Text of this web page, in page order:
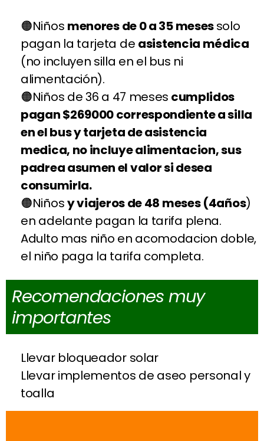
Niños menores de 0 a 35 mesessolo
pagan la tarjeta de asistencia médica
(no incluyen silla en el bus ni
alimentación).
Niños de 36 a 47 meses cumplidos
pagan $269000 correspondiente a silla
en el bus y tarjeta de asistencia
medica, no incluye alimentacion, sus
padrea asumen el valor si desea
consumirla.
Niñosy viajeros de 48 meses (4años)
en adelante pagan la tarifa plena.
Adulto mas niño en acomodacion doble,
el niño paga la tarifa completa.
Recomendaciones muy
importantes
Llevar bloqueador solar
Llevar implementos de aseo personal y
toalla